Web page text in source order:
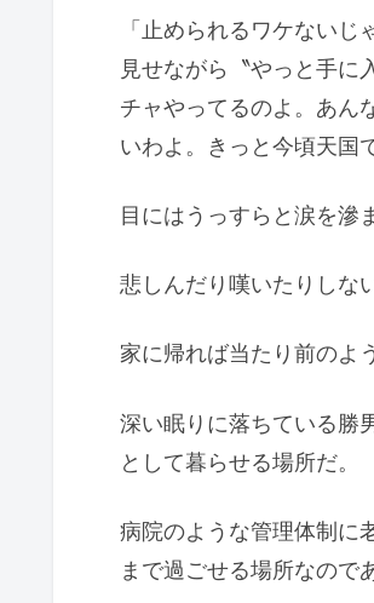
「止められるワケない
見せながら〝やっと手に
チャやってるのよ。あん
いわよ。きっと今頃天国
目にはうっすらと涙を滲
悲しんだり嘆いたりしな
家に帰れば当たり前のよ
深い眠りに落ちている勝
として暮らせる場所だ。
病院のような管理体制に
まで過ごせる場所なので